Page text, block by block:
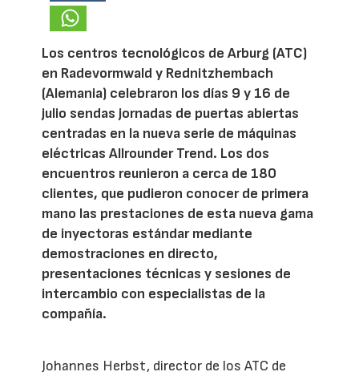
Los centros tecnológicos de Arburg (ATC)
en Radevormwald y Rednitzhembach
(Alemania) celebraron los días 9 y 16 de
julio sendas jornadas de puertas abiertas
centradas en la nueva serie de máquinas
eléctricas Allrounder Trend. Los dos
encuentros reunieron a cerca de 180
clientes, que pudieron conocer de primera
mano las prestaciones de esta nueva gama
de inyectoras estándar mediante
demostraciones en directo,
presentaciones técnicas y sesiones de
intercambio con especialistas de la
compañía.
Johannes Herbst, director de los ATC de